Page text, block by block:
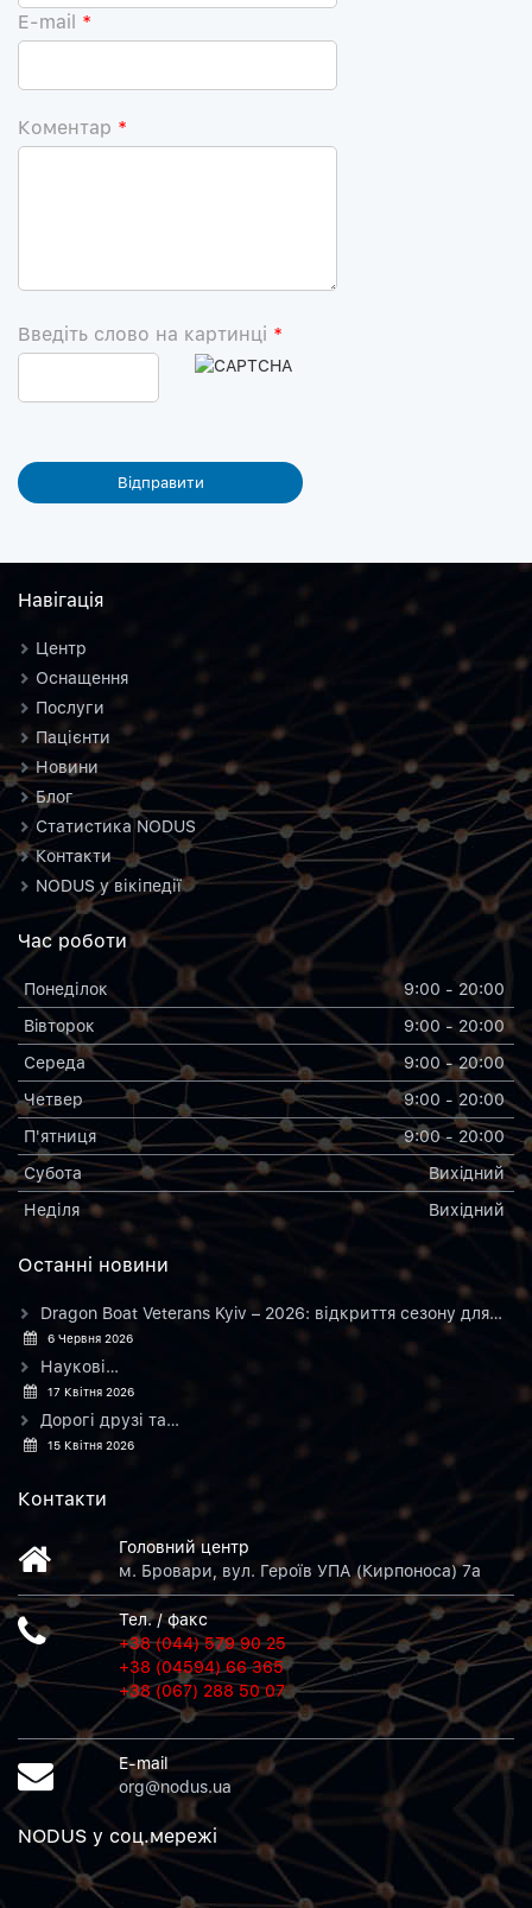
E-mail *
Коментар *
Введіть слово на картинці *
Навiгацiя
Центр
Оснащення
Послуги
Пацієнти
Новини
Блог
Статистика NODUS
Контакти
NODUS у вікіпедії
Час роботи
Понеділок
9:00 - 20:00
Вiвторок
9:00 - 20:00
Середа
9:00 - 20:00
Четвер
9:00 - 20:00
П'ятниця
9:00 - 20:00
Субота
Вихiдний
Неділя
Вихiдний
Останнi новини
Dragon Boat Veterans Kyiv – 2026: відкриття сезону для…
6 Червня 2026
Наукові…
17 Квітня 2026
Дорогі друзі та…
15 Квітня 2026
Контакти
Головний центр
м. Бровари, вул. Героїв УПА (Кирпоноса) 7а
Тел. / факс
+38 (044) 579 90 25
+38 (04594) 66 365
+38 (067) 288 50 07
E-mail
org@nodus.ua
NODUS у соц.мережi